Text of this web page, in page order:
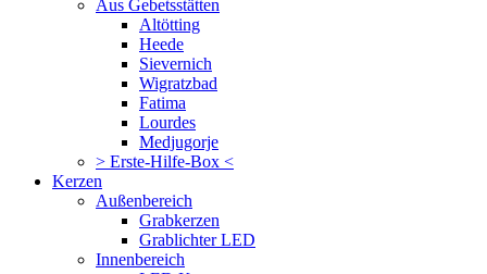
Aus Gebetsstätten
Altötting
Heede
Sievernich
Wigratzbad
Fatima
Lourdes
Medjugorje
> Erste-Hilfe-Box <
Kerzen
Außenbereich
Grabkerzen
Grablichter LED
Innenbereich